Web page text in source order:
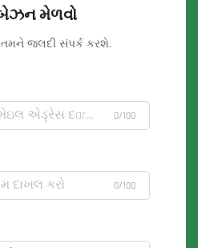
મેળવો
તમને જલદી સંપર્ક કરશે.
0/100
0/100